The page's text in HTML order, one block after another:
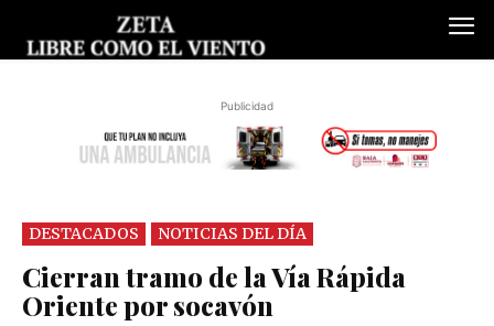
Publicidad
DESTACADOS NOTICIAS DEL DÍA
Cierran tramo de la Vía Rápida
Oriente por socavón